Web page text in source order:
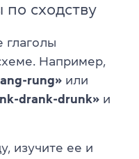
по сходству
глаголы
Например,
rung» или
drank-drunk» и
изучите ее и